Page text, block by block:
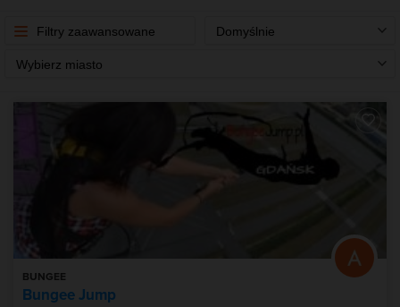
Filtry zaawansowane Domyślnie
Wybierz miasto
BUNGEE
Bungee Jump